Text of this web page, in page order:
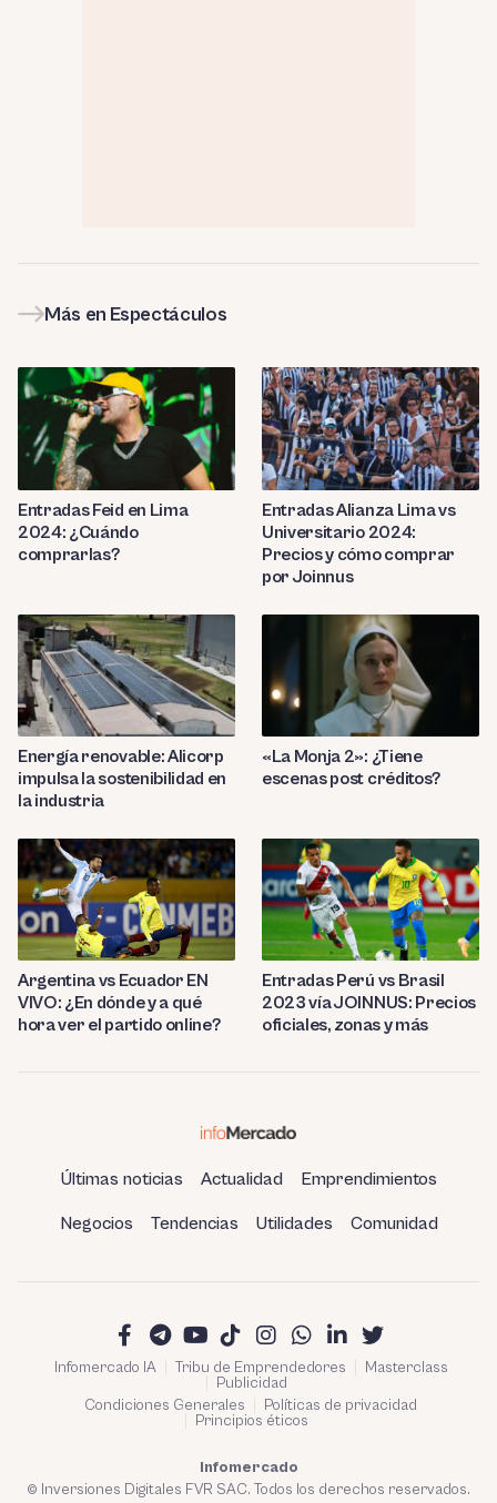
Más en Espectáculos
Entradas Feid en Lima
2024: ¿Cuándo
comprarlas?
Entradas Alianza Lima vs
Universitario 2024:
Precios y cómo comprar
por Joinnus
Energía renovable: Alicorp
impulsa la sostenibilidad en
la industria
«La Monja 2»: ¿Tiene
escenas post créditos?
Argentina vs Ecuador EN
VIVO: ¿En dónde y a qué
hora ver el partido online?
Entradas Perú vs Brasil
2023 vía JOINNUS: Precios
oficiales, zonas y más
Últimas noticias Actualidad Emprendimientos
Negocios Tendencias Utilidades Comunidad
Infomercado IA Tribu de Emprendedores
Masterclass
Publicidad
Condiciones Generales
Políticas de privacidad
Principios éticos
Infomercado
© Inversiones Digitales FVR SAC. Todos los derechos reservados.